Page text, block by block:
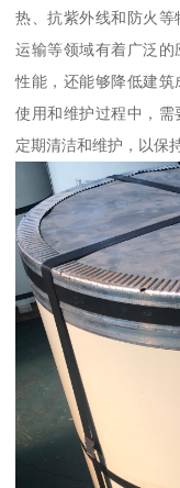
热、抗紫外线和防火
运输等领域有着广泛
性能，还能够降低建
使用和维护过程中，需
定期清洁和维护，以保